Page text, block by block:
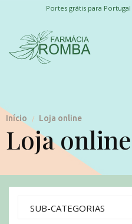
Portes grátis para
Início / Loja online
Loja online
SUB-CATEGORIAS